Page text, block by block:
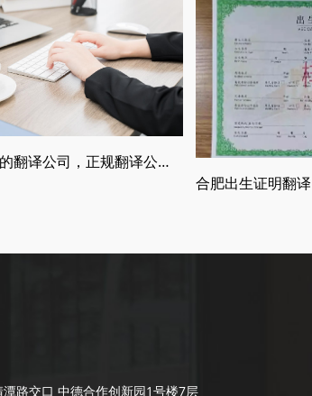
什么是权威的翻译公司，正规翻译公司介绍
路交口 中德合作创新园1号楼7层